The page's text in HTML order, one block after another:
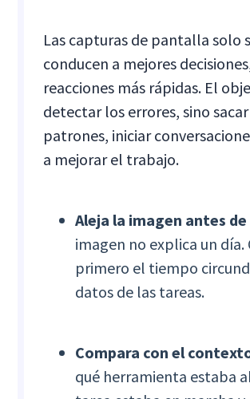
Las capturas de pantalla solo
conducen a mejores
reacciones más rápidas. El
detectar los errores, sino
patrones, iniciar
a mejorar el trabajo.
Aleja la imagen antes
imagen no explica un día.
primero el tiempo
datos de las tareas.
Compara con el
qué herramienta estaba